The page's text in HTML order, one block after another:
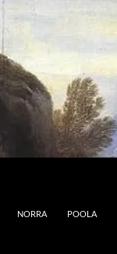
NORRA POOLA